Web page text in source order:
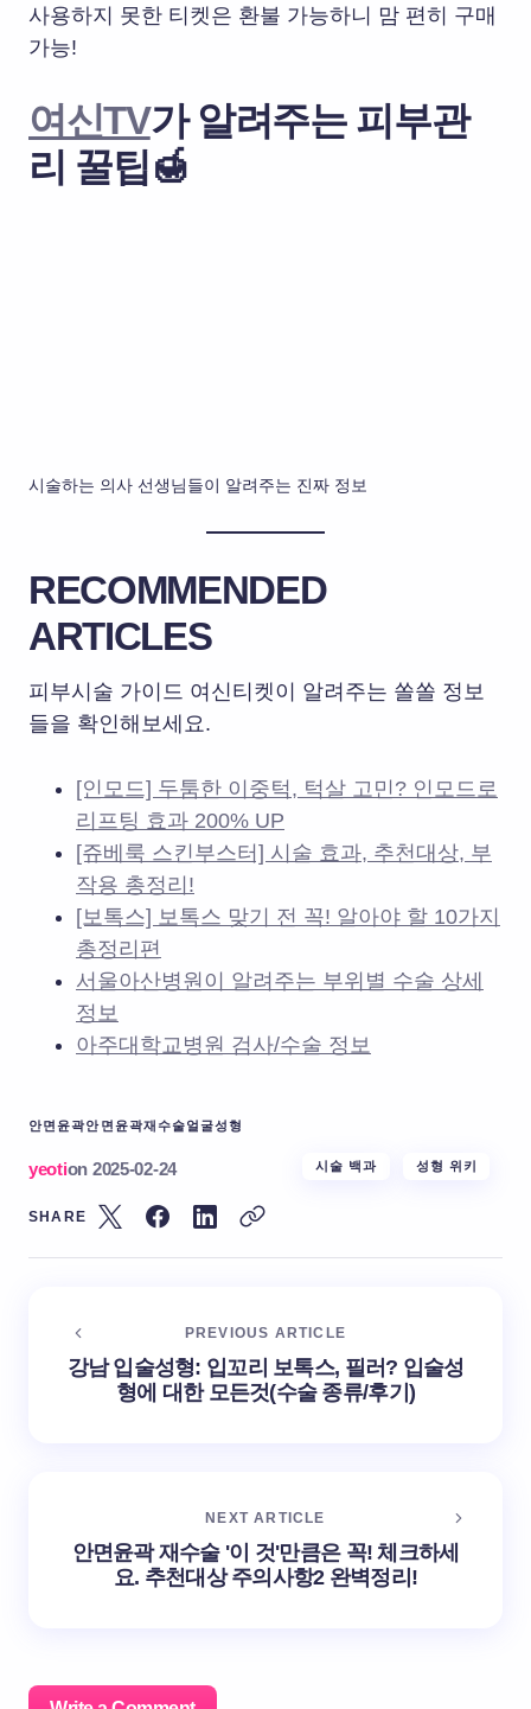
사용하지 못한 티켓은 환불 가능하니 맘 편히 구매
가능!
여신TV가 알려주는 피부관
리 꿀팁🍯
시술하는 의사 선생님들이 알려주는 진짜 정보
RECOMMENDED
ARTICLES
피부시술 가이드 여신티켓이 알려주는 쏠쏠 정보
들을 확인해보세요.
[인모드] 두툼한 이중턱, 턱살 고민? 인모드로
리프팅 효과 200% UP
[쥬베룩 스킨부스터] 시술 효과, 추천대상, 부
작용 총정리!
[보톡스] 보톡스 맞기 전 꼭! 알아야 할 10가지
총정리편
서울아산병원이 알려주는 부위별 수술 상세
정보
아주대학교병원 검사/수술 정보
안면윤곽안면윤곽재수술얼굴성형
yeotion 2025-02-24 시술 백과 성형 위키
SHARE
PREVIOUS ARTICLE
강남 입술성형: 입꼬리 보톡스, 필러? 입술성
형에 대한 모든것(수술 종류/후기)
NEXT ARTICLE
안면윤곽 재수술 '이 것'만큼은 꼭! 체크하세
요. 추천대상 주의사항2 완벽정리!